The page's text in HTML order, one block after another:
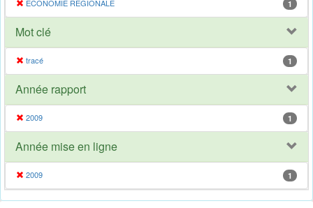
ECONOMIE REGIONALE 1
Mot clé
tracé 1
Année rapport
2009 1
Année mise en ligne
2009 1